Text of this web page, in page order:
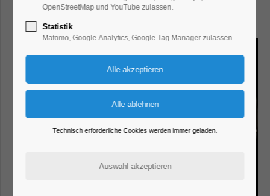
Eintritt frei
OpenStreetMap und YouTube zulassen.
Statistik
Matomo, Google Analytics, Google Tag Manager zulassen.
Technisch erforderliche Cookies werden immer geladen.